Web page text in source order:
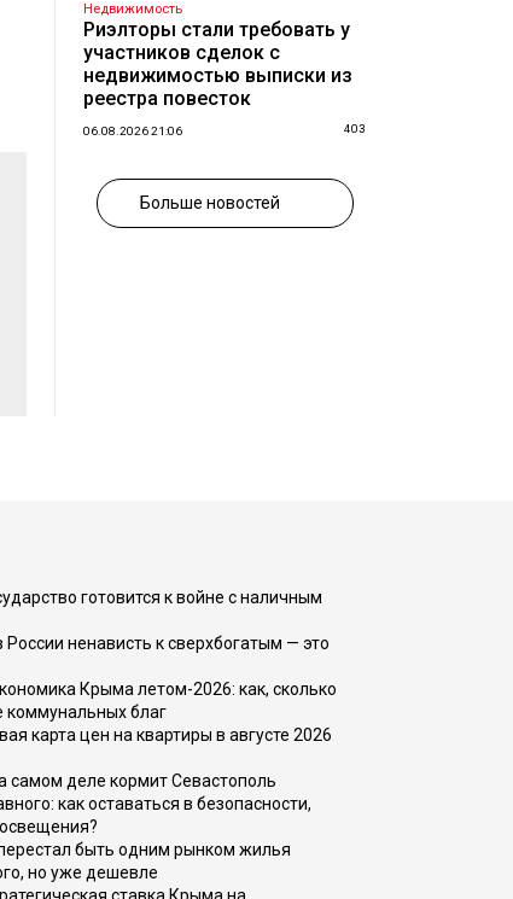
Недвижимость
Риэлторы стали требовать у
участников сделок с
недвижимостью выписки из
реестра повесток
06.08.2026 21:06 403
Больше новостей
готовится к войне с наличным
России ненависть к сверхбогатым — это
Крыма летом-2026: как, сколько
коммунальных благ
карта цен на квартиры в августе 2026
самом деле кормит Севастополь
как оставаться в безопасности,
быть одним рынком жилья
но уже дешевле